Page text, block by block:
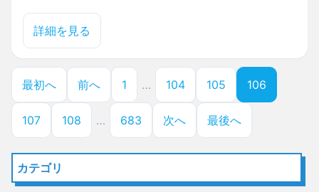
詳細を見る
最初へ 前へ 1 … 104 105 106
107 108 … 683 次へ 最後へ
カテゴリ